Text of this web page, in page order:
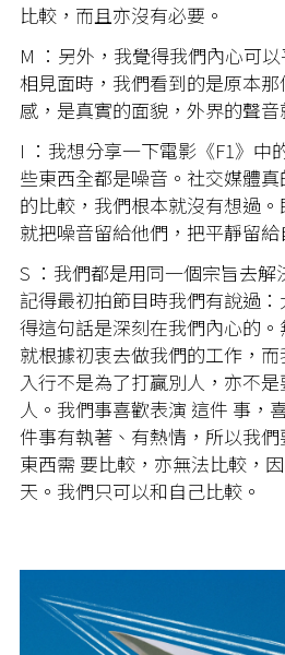
比較，而且亦沒有必要。
M ：另外，我覺得我們內心可
相見面時，我們看到的是原本
感，是真實的面貌，外界的聲音
I ：我想分享一下電影《F1》中
些東西全都是噪音。社交媒體
的比較，我們根本就沒有想過
就把噪音留給他們，把平靜留給
S ：我們都是用同一個宗旨去
記得最初拍節目時我們有說過
得這句話是深刻在我們內心的
就根據初衷去做我們的工作，而
入行不是為了打贏別人，亦不
人。我們事喜歡表演 這件 事，
件事有執著、有熱情，所以我
東西需 要比較，亦無法比較，
天。我們只可以和自己比較。